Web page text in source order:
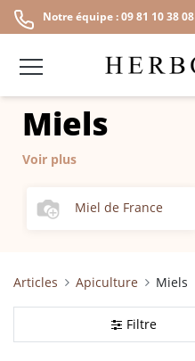
Notre équipe : 09 81 10 38 08
Miels
Voir plus
Miel de France
Articles Apiculture Miels
Filtre